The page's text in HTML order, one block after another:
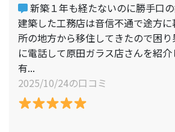
新築１年も経たないのに勝手口の
建築した工務店は音信不通で途方
所の地方から移住してきたので困
に電話して原田ガラス店さんを紹介
有...
2025/10/24の口コミ